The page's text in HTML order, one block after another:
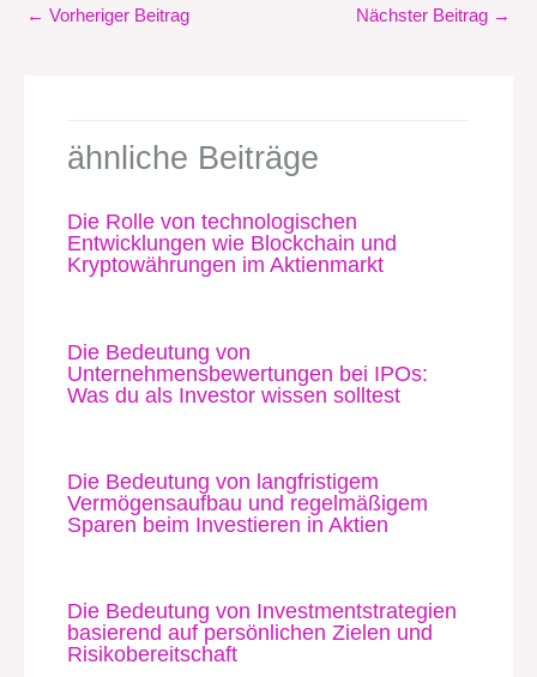
← Vorheriger Beitrag Nächster Beitrag →
ähnliche Beiträge
Die Rolle von technologischen
Entwicklungen wie Blockchain und
Kryptowährungen im Aktienmarkt
Die Bedeutung von
Unternehmensbewertungen bei IPOs:
Was du als Investor wissen solltest
Die Bedeutung von langfristigem
Vermögensaufbau und regelmäßigem
Sparen beim Investieren in Aktien
Die Bedeutung von Investmentstrategien
basierend auf persönlichen Zielen und
Risikobereitschaft